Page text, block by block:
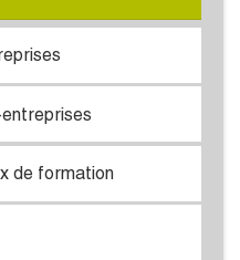
de formation